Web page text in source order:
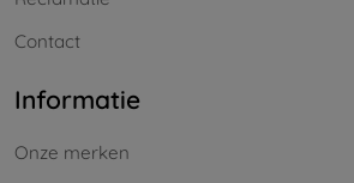
Contact
Informatie
Onze merken